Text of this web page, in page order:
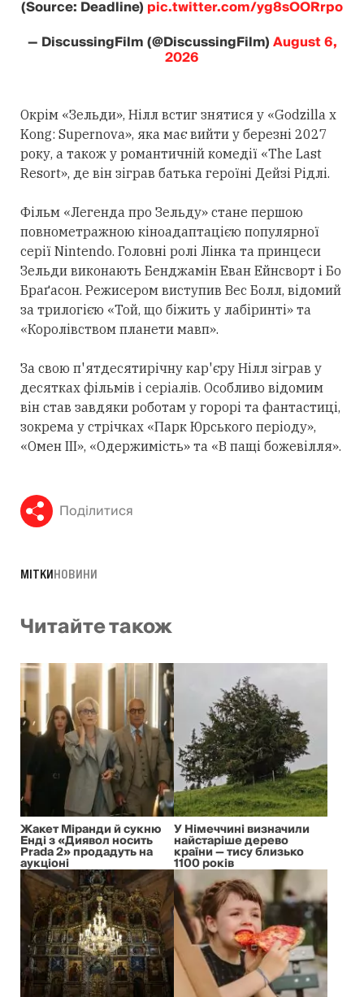
(Source: Deadline) pic.twitter.com/yg8sOORrpo
— DiscussingFilm (@DiscussingFilm)August 6,
2026
Окрім «Зельди», Нілл встиг знятися у «Godzilla x
Kong: Supernova», яка має вийти у березні 2027
року, а також у романтичній комедії «The Last
Resort», де він зіграв батька героїні Дейзі Рідлі.
Фільм «Легенда про Зельду» стане першою
повнометражною кіноадаптацією популярної
серії Nintendo. Головні ролі Лінка та принцеси
Зельди виконають Бенджамін Еван Ейнсворт і Бо
Браґасон. Режисером виступив Вес Болл, відомий
за трилогією «Той, що біжить у лабіринті» та
«Королівством планети мавп».
За свою п'ятдесятирічну кар'єру Нілл зіграв у
десятках фільмів і серіалів. Особливо відомим
він став завдяки роботам у горорі та фантастиці,
зокрема у стрічках «Парк Юрського періоду»,
«Омен III», «Одержимість» та «В пащі божевілля».
Поділитися
МІТКИНОВИНИ
Читайте також
Жакет Міранди й сукню
Енді з «Диявол носить
Prada 2» продадуть на
аукціоні
У Німеччині визначили
найстаріше дерево
країни — тису близько
1100 років